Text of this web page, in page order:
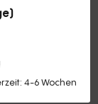
4-6 Wochen